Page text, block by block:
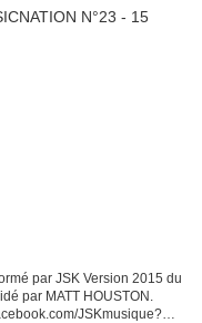
par JSK Version 2015 du
par MATT HOUSTON.
JSKmusique?